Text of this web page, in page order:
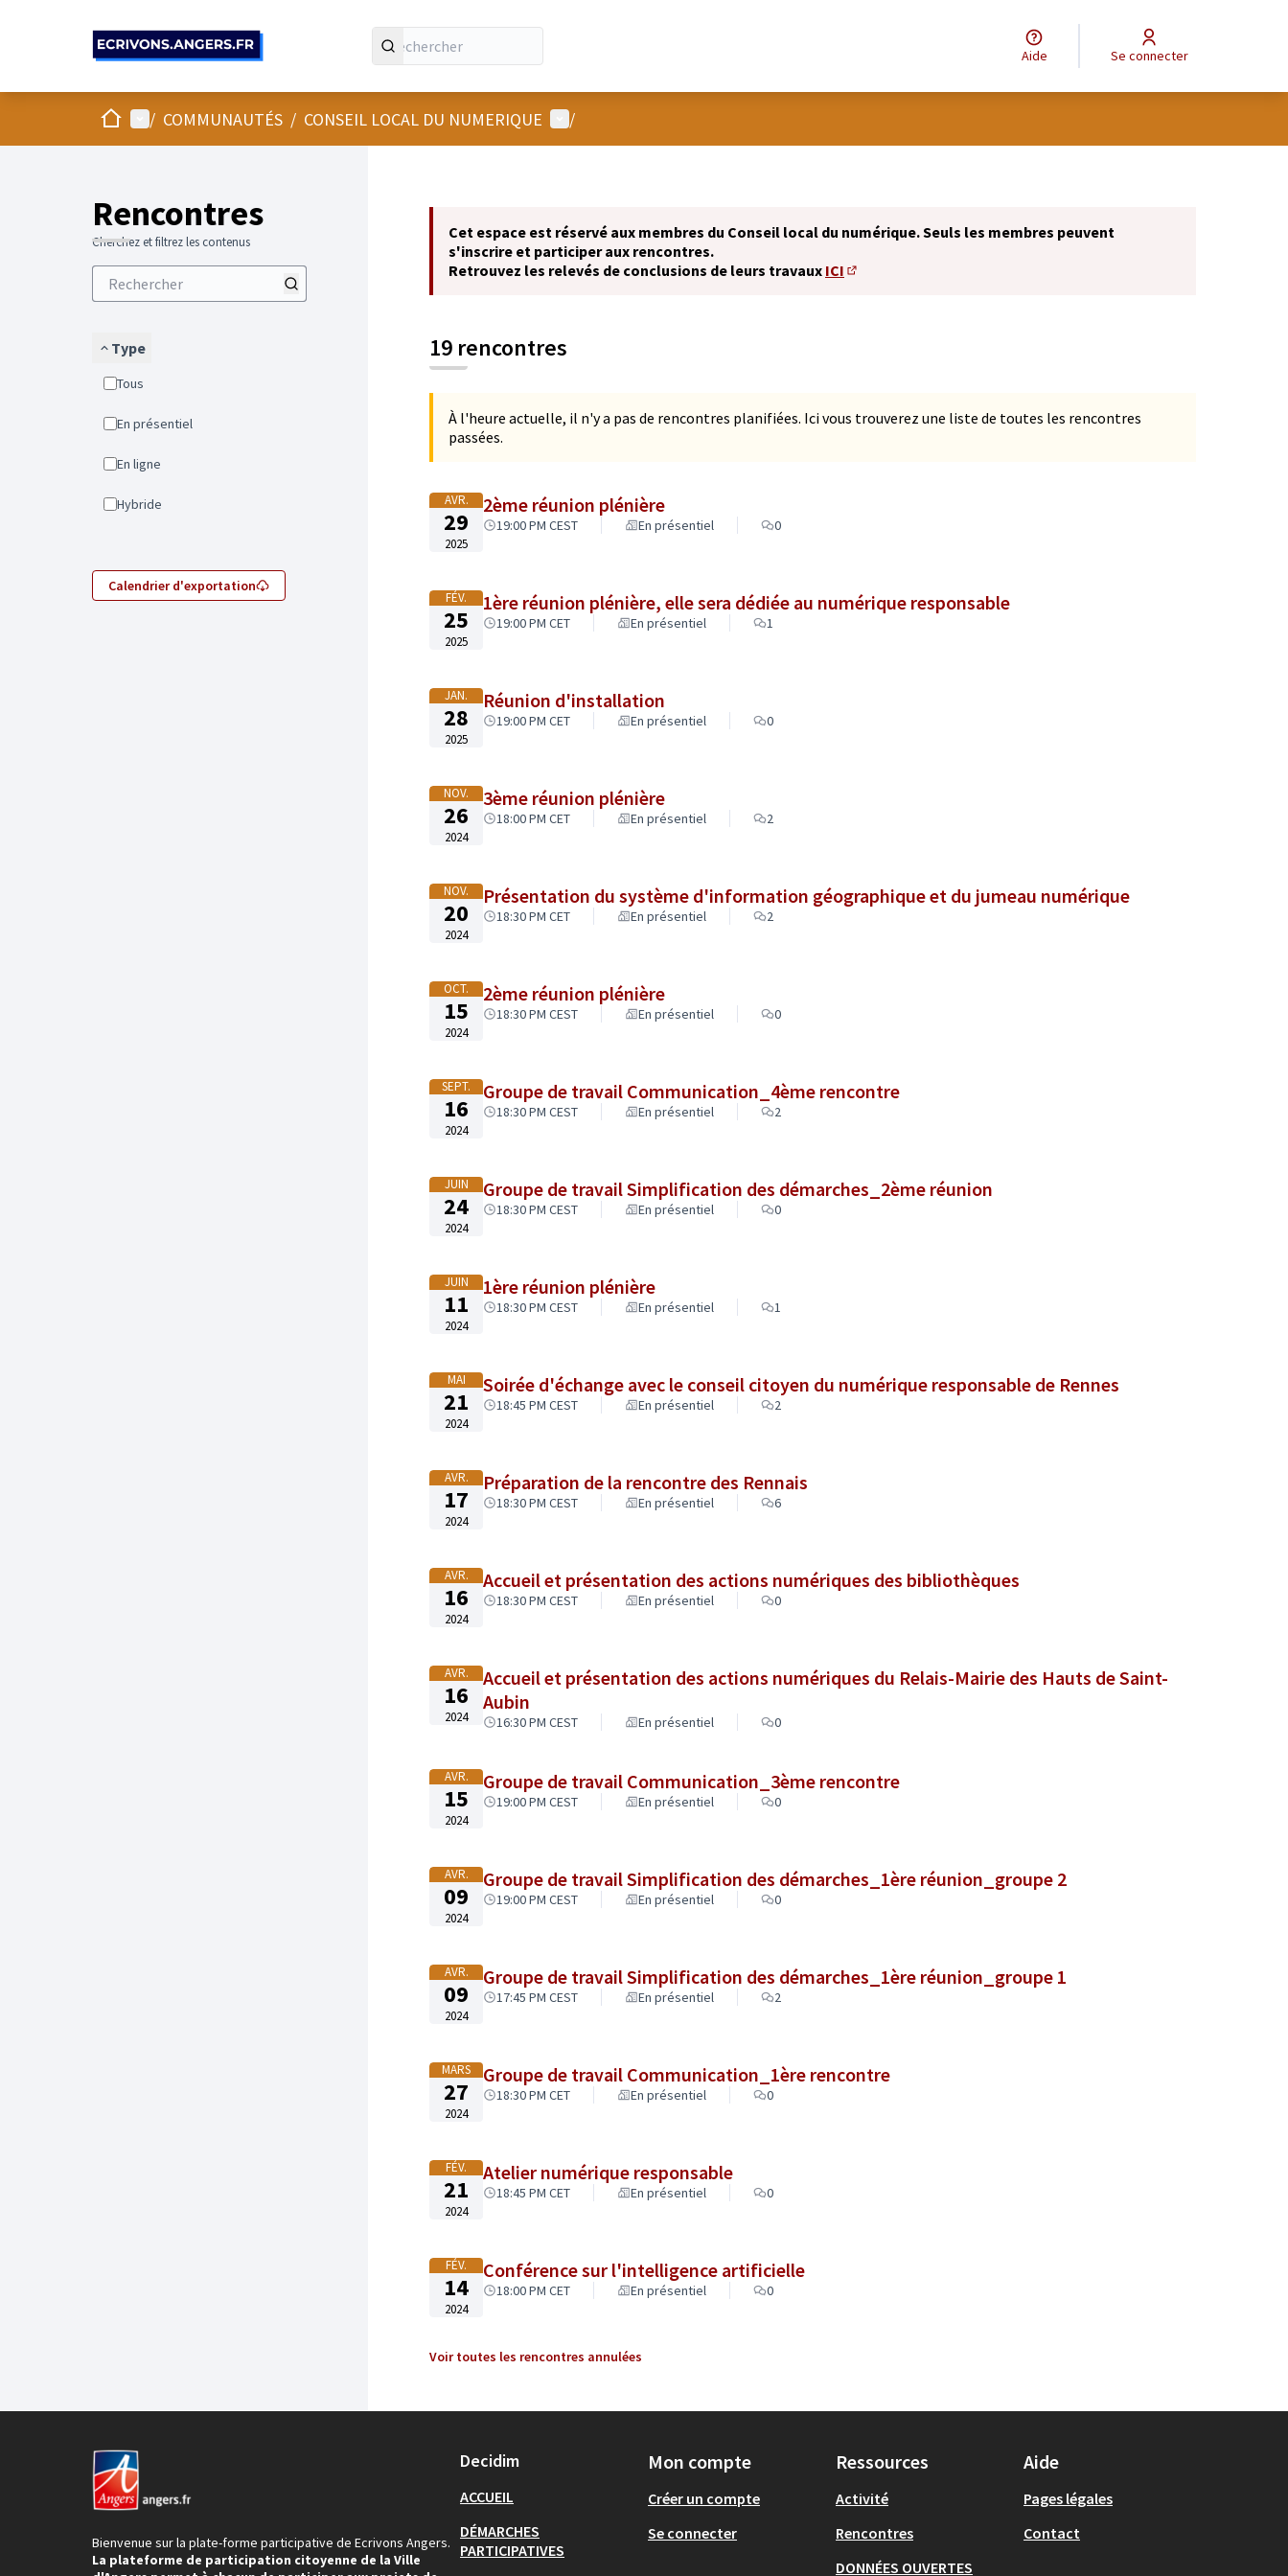
Aide Se connecter
AccueilMenu principal
/ COMMUNAUTÉS / CONSEIL LOCAL DU NUMERIQUE Menu utilisateur
/
Rencontres
Cherchez et filtrez les contenus
Type
Tous
En présentiel
En ligne
Hybride
Calendrier d'exportation
Cet espace est réservé aux membres du Conseil local du numérique. Seuls les membres peuvent
s'inscrire et participer aux rencontres.
Retrouvez les relevés de conclusions de leurs travaux ICI
19 rencontres
À l'heure actuelle, il n'y a pas de rencontres planifiées. Ici vous trouverez une liste de toutes les rencontres
passées.
AVR.
29
2025
2ème réunion plénière
19:00 PM CEST En présentiel 0
FÉV.
25
2025
1ère réunion plénière, elle sera dédiée au numérique responsable
19:00 PM CET En présentiel 1
JAN.
28
2025
Réunion d'installation
19:00 PM CET En présentiel 0
NOV.
26
2024
3ème réunion plénière
18:00 PM CET En présentiel 2
NOV.
20
2024
Présentation du système d'information géographique et du jumeau numérique
18:30 PM CET En présentiel 2
OCT.
15
2024
2ème réunion plénière
18:30 PM CEST En présentiel 0
SEPT.
16
2024
Groupe de travail Communication_4ème rencontre
18:30 PM CEST En présentiel 2
JUIN
24
2024
Groupe de travail Simplification des démarches_2ème réunion
18:30 PM CEST En présentiel 0
JUIN
11
2024
1ère réunion plénière
18:30 PM CEST En présentiel 1
MAI
21
2024
Soirée d'échange avec le conseil citoyen du numérique responsable de Rennes
18:45 PM CEST En présentiel 2
AVR.
17
2024
Préparation de la rencontre des Rennais
18:30 PM CEST En présentiel 6
AVR.
16
2024
Accueil et présentation des actions numériques des bibliothèques
18:30 PM CEST En présentiel 0
AVR.
16
2024
Accueil et présentation des actions numériques du Relais-Mairie des Hauts de Saint-
Aubin
16:30 PM CEST En présentiel 0
AVR.
15
2024
Groupe de travail Communication_3ème rencontre
19:00 PM CEST En présentiel 0
AVR.
09
2024
Groupe de travail Simplification des démarches_1ère réunion_groupe 2
19:00 PM CEST En présentiel 0
AVR.
09
2024
Groupe de travail Simplification des démarches_1ère réunion_groupe 1
17:45 PM CEST En présentiel 2
MARS
27
2024
Groupe de travail Communication_1ère rencontre
18:30 PM CET En présentiel 0
FÉV.
21
2024
Atelier numérique responsable
18:45 PM CET En présentiel 0
FÉV.
14
2024
Conférence sur l'intelligence artificielle
18:00 PM CET En présentiel 0
Voir toutes les rencontres annulées
Bienvenue sur la plate-forme participative de Ecrivons Angers.
La plateforme de participation citoyenne de la Ville
Decidim
ACCUEIL
DÉMARCHES
PARTICIPATIVES
Mon compte
Créer un compte
Se connecter
Ressources
Activité
Rencontres
DONNÉES OUVERTES
Aide
Pages légales
Contact